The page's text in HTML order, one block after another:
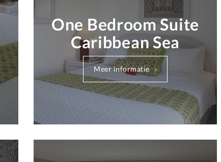
One Bedroom Suite
Caribbean Sea
Meer informatie